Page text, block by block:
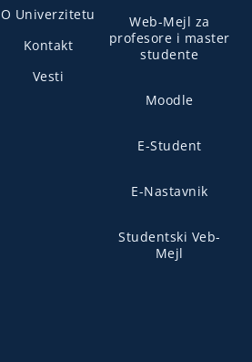
O Univerzitetu
Kontakt
Vesti
Web-Mejl za
profesore i master
studente
Moodle
E-Student
E-Nastavnik
Studentski Veb-
Mejl